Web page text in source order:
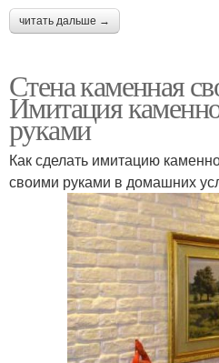
читать дальше →
Стена каменная
Имитация
руками
Как сделать имитацию
своими руками в домашних